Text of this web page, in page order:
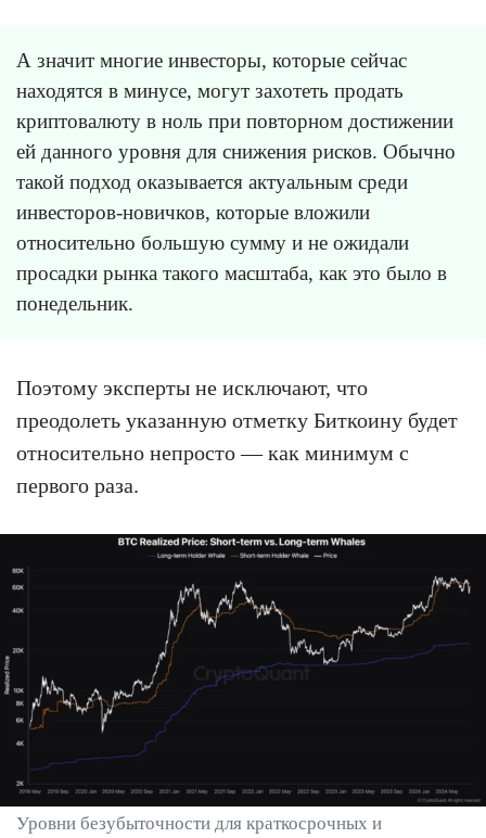
А значит многие инвесторы, которые сейчас
находятся в минусе, могут захотеть продать
криптовалюту в ноль при повторном достижении
ей данного уровня для снижения рисков. Обычно
такой подход оказывается актуальным среди
инвесторов-новичков, которые вложили
относительно большую сумму и не ожидали
просадки рынка такого масштаба, как это было в
понедельник.
Поэтому эксперты не исключают, что
преодолеть указанную отметку Биткоину будет
относительно непросто — как минимум с
первого раза.
Уровни безубыточности для краткосрочных и